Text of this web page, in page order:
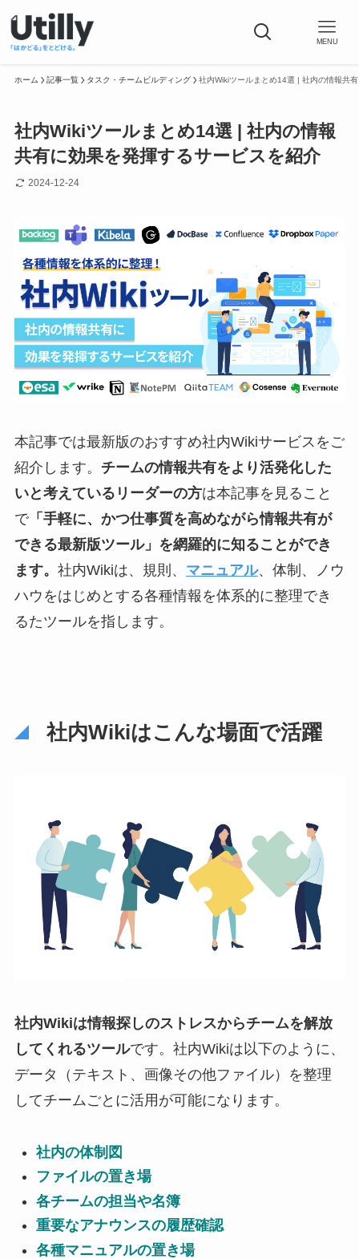
MENU
ホーム 記事一覧 タスク・チームビルディング 社内Wikiツールまとめ14選 | 社内の情報共
社内Wikiツールまとめ14選 | 社内の情報
共有に効果を発揮するサービスを紹介
2024-12-24
本記事では最新版のおすすめ社内Wikiサービスをご
紹介します。 チームの情報共有をより活発化した
いと考えているリーダーの方は本記事を見ること
で「手軽に、かつ仕事質を高めながら情報共有が
できる最新版ツール」を網羅的に知ることができ
ます。 社内Wikiは、規則、 マニュアル、体制、ノウ
ハウをはじめとする各種情報を体系的に整理でき
るたツールを指します。
社内Wikiはこんな場面で活躍
社内Wikiは情報探しのストレスからチームを解放
してくれるツールです。社内Wikiは以下のように、
データ（テキスト、画像その他ファイル）を整理
してチームごとに活用が可能になります。
社内の体制図
ファイルの置き場
各チームの担当や名簿
重要なアナウンスの履歴確認
各種マニュアルの置き場